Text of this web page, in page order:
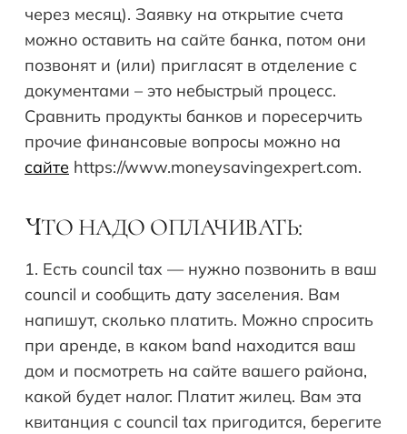
через месяц). Заявку на открытие счета
можно оставить на сайте банка, потом они
позвонят и (или) пригласят в отделение с
документами – это небыстрый процесс.
Сравнить продукты банков и поресерчить
прочие финансовые вопросы можно на
сайте https://www.moneysavingexpert.com.
ЧТО НАДО ОПЛАЧИВАТЬ:
1. Есть council tax — нужно позвонить в ваш
council и сообщить дату заселения. Вам
напишут, сколько платить. Можно спросить
при аренде, в каком band находится ваш
дом и посмотреть на сайте вашего района,
какой будет налог. Платит жилец. Вам эта
квитанция с council tax пригодится, берегите